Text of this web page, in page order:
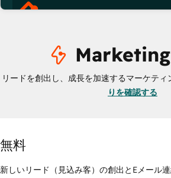
リードを創出し、成長を加速するマーケティ
りを確認する
無料
新しいリード（見込み客）の創出とEメール